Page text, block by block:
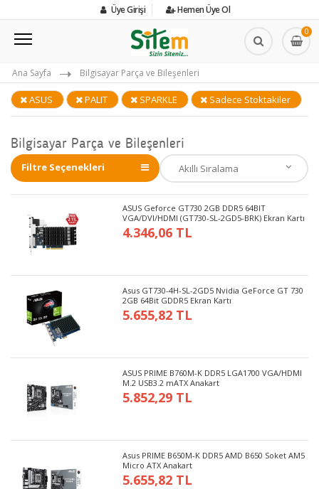
Üye Girişi Hemen Üye Ol
0
Ana Sayfa Bilgisayar Parça ve Bileşenleri
ASUS PALIT SPARKLE Sadece Stoktakiler
Bilgisayar Parça ve Bileşenleri
Filtre Seçenekleri
ASUS Geforce GT730 2GB DDR5 64BIT
VGA/DVI/HDMI (GT730-SL-2GD5-BRK) Ekran Kartı
4.346,06 TL
Asus GT730-4H-SL-2GD5 Nvidia GeForce GT 730
2GB 64Bit GDDR5 Ekran Kartı
5.655,82 TL
ASUS PRIME B760M-K DDR5 LGA1700 VGA/HDMI
M.2 USB3.2 mATX Anakart
5.852,29 TL
Asus PRIME B650M-K DDR5 AMD B650 Soket AM5
Micro ATX Anakart
5.655,82 TL